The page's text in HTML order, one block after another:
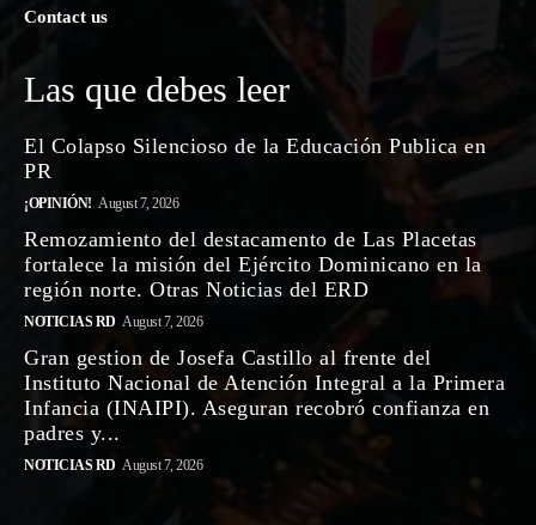
Contact us
Las que debes leer
El Colapso Silencioso de la Educación Publica en
PR
¡OPINIÓN! August 7, 2026
Remozamiento del destacamento de Las Placetas
fortalece la misión del Ejército Dominicano en la
región norte. Otras Noticias del ERD
NOTICIAS RD August 7, 2026
Gran gestion de Josefa Castillo al frente del
Instituto Nacional de Atención Integral a la Primera
Infancia (INAIPI). Aseguran recobró confianza en
padres y...
NOTICIAS RD August 7, 2026